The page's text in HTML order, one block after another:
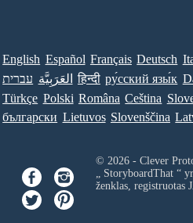
English Español Français Deutsch
עברית العَرَبِيَّة हिन्दी ру́сский язы́к
Türkçe Polski Româna Ceština
български Lietuvos Slovenščina
© 2026 - Clever
„ StoryboardThat “
ženklas, registruotas